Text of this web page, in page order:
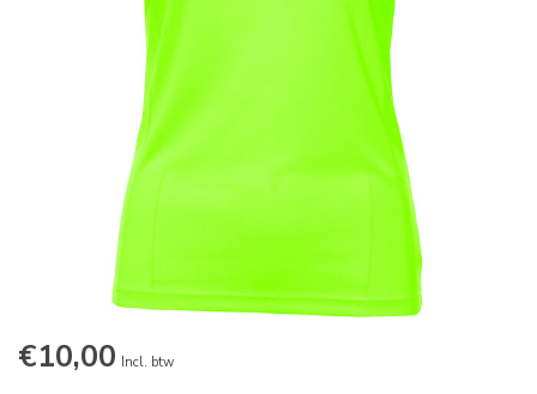
€10,00 Incl. btw